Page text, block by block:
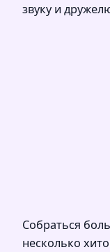
звуку и
Собраться
несколько